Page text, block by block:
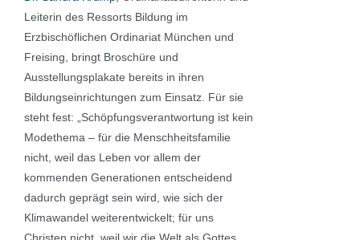
Leiterin des Ressorts Bildung im
Erzbischöflichen Ordinariat München und
Freising, bringt Broschüre und
Ausstellungsplakate bereits in ihren
Bildungseinrichtungen zum Einsatz. Für sie
steht fest: „Schöpfungsverantwortung ist kein
Modethema – für die Menschheitsfamilie
nicht, weil das Leben vor allem der
kommenden Generationen entscheidend
dadurch geprägt sein wird, wie sich der
Klimawandel weiterentwickelt; für uns